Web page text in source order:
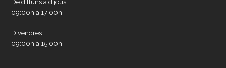
De dilluns a dijous
09:00h a 17:00h
Divendres
09:00h a 15:00h